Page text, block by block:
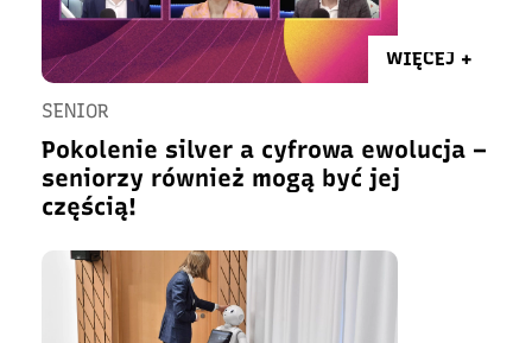
WIĘCEJ +
SENIOR
Pokolenie silver a cyfrowa ewolucja –
seniorzy również mogą być jej
częścią!